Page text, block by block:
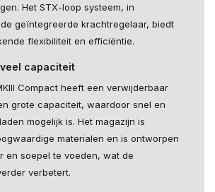
Het STX-loop systeem, in
geïntegreerde krachtregelaar, biedt
flexibiliteit en efficiëntie.
capaciteit
Compact heeft een verwijderbaar
grote capaciteit, waardoor snel en
mogelijk is. Het magazijn is
materialen en is ontworpen
en soepel te voeden, wat de
verbetert.